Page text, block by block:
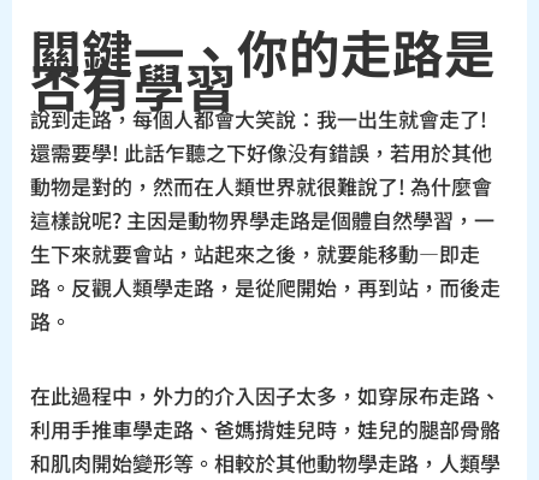
關鍵一、你的走路是
否有學習
說到走路，每個人都會大笑說：我一出生就會走了!
還需要學! 此話乍聽之下好像没有錯誤，若用於其他
動物是對的，然而在人類世界就很難說了! 為什麼會
這樣說呢? 主因是動物界學走路是個體自然學習，一
生下來就要會站，站起來之後，就要能移動—即走
路。反觀人類學走路，是從爬開始，再到站，而後走
路。
在此過程中，外力的介入因子太多，如穿尿布走路、
利用手推車學走路、爸媽揹娃兒時，娃兒的腿部骨骼
和肌肉開始變形等。相較於其他動物學走路，人類學